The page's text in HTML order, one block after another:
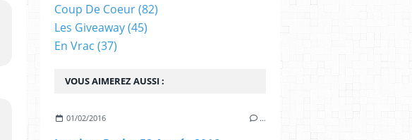
VOUS AIMEREZ AUSSI :
01/02/2016 …
Coup De Coeur(82)
Les Giveaway(45)
En Vrac (37)